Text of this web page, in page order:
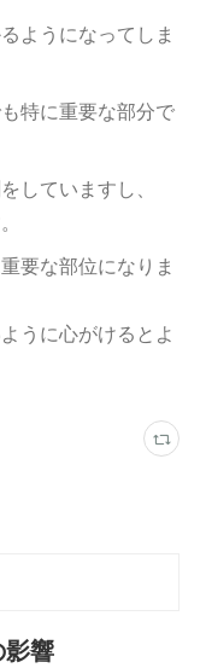
ようになってしま
特に重要な部分で
していますし、
要な部位になりま
うに心がけるとよ
響